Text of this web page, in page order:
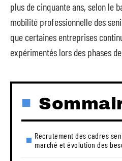
plus de cinquante ans, selon le
mobilité professionnelle des
que certaines entreprises
expérimentés lors des phases
Recrutement des cadres
marché et évolution des